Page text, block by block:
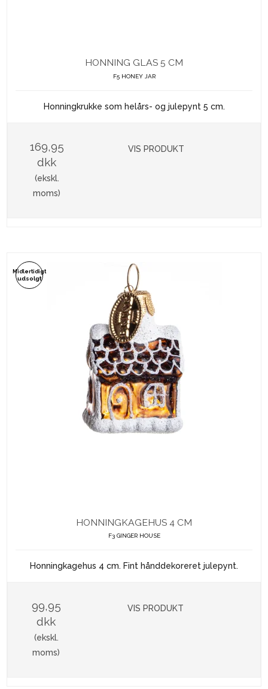
HONNING GLAS 5 CM
F5 HONEY JAR
Honningkrukke som helårs- og julepynt 5 cm.
169,95
dkk
(ekskl.
moms)
VIS PRODUKT
Midlertidigt
udsolgt
HONNINGKAGEHUS 4 CM
F3 GINGER HOUSE
Honningkagehus 4 cm. Fint hånddekoreret julepynt.
99,95
dkk
(ekskl.
moms)
VIS PRODUKT